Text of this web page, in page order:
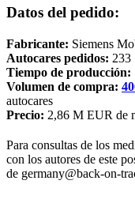
Datos del pedido:
Fabricante: Siemens
Autocares pedidos: 233
Tiempo de producción:
Volumen de compra:
autocares
Precio: 2,86 M EUR de
Para consultas de los
con los autores de este
de germany@back-on-